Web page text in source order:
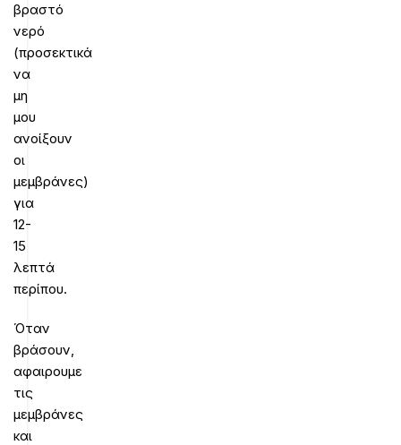
βραστό
νερό
(προσεκτικά
να
μη
μου
ανοίξουν
οι
μεμβράνες)
για
12-
15
λεπτά
περίπου.
Όταν
βράσουν,
αφαιρουμε
τις
μεμβράνες
και